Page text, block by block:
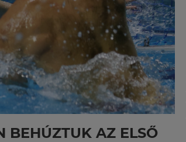
BEHÚZTUK AZ ELSŐ